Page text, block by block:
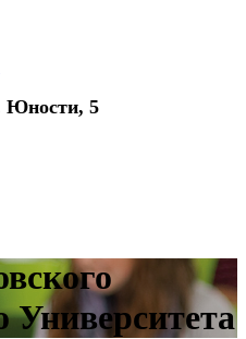
Юности, 5
Университета